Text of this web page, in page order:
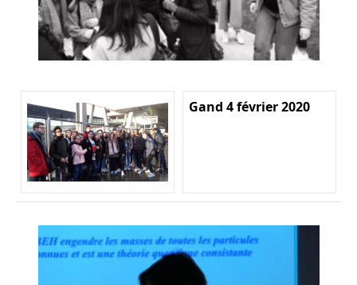
Gand 4 février 2020